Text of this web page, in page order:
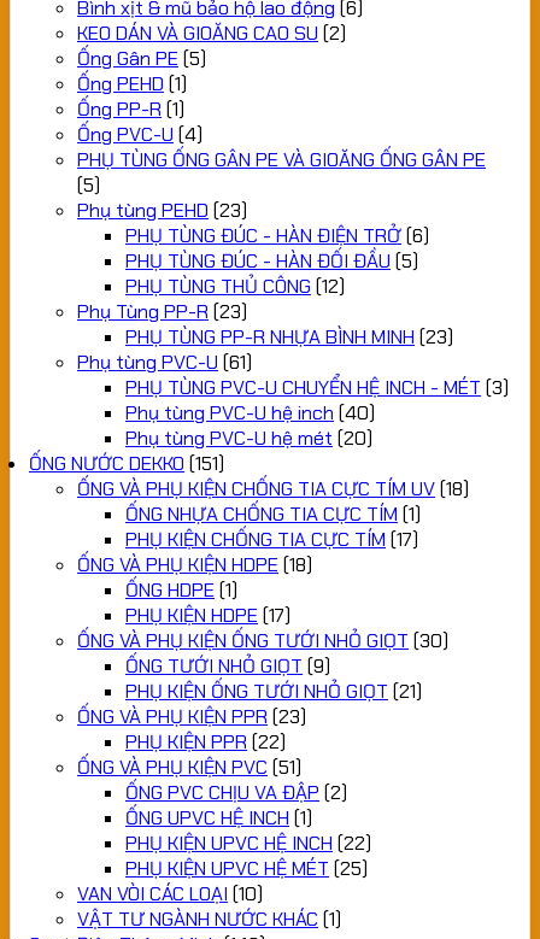
Bình xịt & mũ bảo hộ lao động (6)
KEO DÁN VÀ GIOĂNG CAO SU (2)
Ống Gân PE (5)
Ống PEHD (1)
Ống PP-R (1)
Ống PVC-U (4)
PHỤ TÙNG ỐNG GÂN PE VÀ GIOĂNG ỐNG GÂN PE
(5)
Phụ tùng PEHD (23)
PHỤ TÙNG ĐÚC - HÀN ĐIỆN TRỞ(6)
PHỤ TÙNG ĐÚC - HÀN ĐỐI ĐẦU (5)
PHỤ TÙNG THỦ CÔNG (12)
Phụ Tùng PP-R (23)
PHỤ TÙNG PP-R NHỰA BÌNH MINH (23)
Phụ tùng PVC-U (61)
PHỤ TÙNG PVC-U CHUYỂN HỆ INCH - MÉT (3)
Phụ tùng PVC-U hệ inch (40)
Phụ tùng PVC-U hệ mét (20)
ỐNG NƯỚC DEKKO (151)
ỐNG VÀ PHỤ KIỆN CHỐNG TIA CỰC TÍM UV(18)
ỐNG NHỰA CHỐNG TIA CỰC TÍM (1)
PHỤ KIỆN CHỐNG TIA CỰC TÍM (17)
ỐNG VÀ PHỤ KIỆN HDPE (18)
ỐNG HDPE (1)
PHỤ KIỆN HDPE (17)
ỐNG VÀ PHỤ KIỆN ỐNG TƯỚI NHỎ GIỌT (30)
ỐNG TƯỚI NHỎ GIỌT (9)
PHỤ KIỆN ỐNG TƯỚI NHỎ GIỌT (21)
ỐNG VÀ PHỤ KIỆN PPR (23)
PHỤ KIỆN PPR (22)
ỐNG VÀ PHỤ KIỆN PVC (51)
ỐNG PVC CHỊU VA ĐẬP (2)
ỐNG UPVC HỆ INCH (1)
PHỤ KIỆN UPVC HỆ INCH (22)
PHỤ KIỆN UPVC HỆ MÉT (25)
VAN VÒI CÁC LOẠI (10)
VẬT TƯ NGÀNH NƯỚC KHÁC (1)